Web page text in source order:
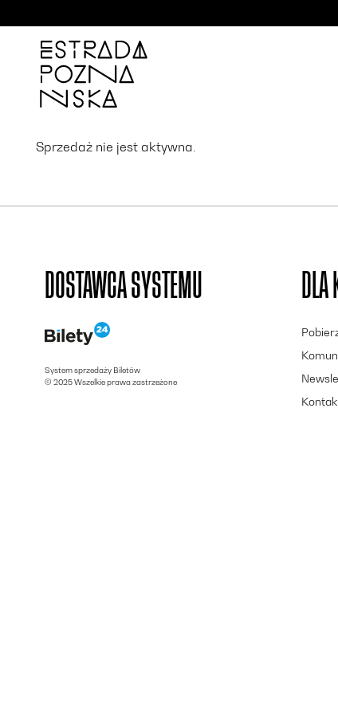
Sprzedaż nie jest aktywna.
DOSTAWCA SYSTEMU
System sprzedaży Biletów
© 2025 Wszelkie prawa zastrzeżone